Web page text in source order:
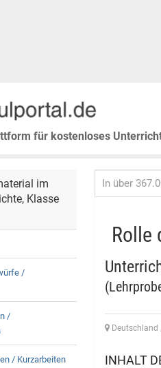
für kostenloses
im
Klasse
/
/
/ Kurzarbeiten
Rolle
Deutschland
INHALT